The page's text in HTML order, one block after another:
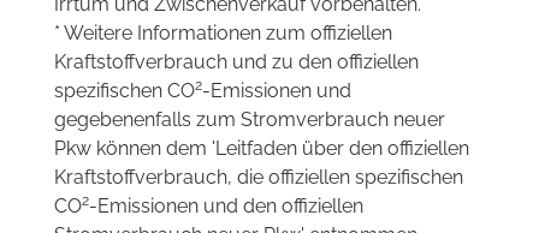
* Weitere Informationen zum offiziellen
Kraftstoffverbrauch und zu den offiziellen
spezifischen CO2-Emissionen und
gegebenenfalls zum Stromverbrauch neuer
Pkw können dem 'Leitfaden über den offiziellen
Kraftstoffverbrauch, die offiziellen spezifischen
CO2-Emissionen und den offiziellen